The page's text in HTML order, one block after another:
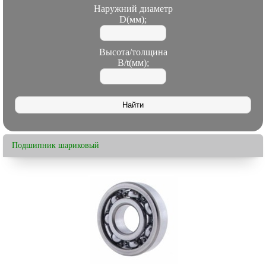
Наружний диаметр
D(мм);
Высота/толщина
B/t(мм);
Подшипник шариковый